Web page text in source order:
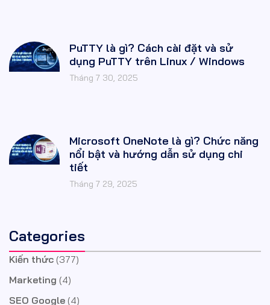
PuTTY là gì? Cách cài đặt và sử
dụng PuTTY trên Linux / Windows
Tháng 7 30, 2025
Microsoft OneNote là gì? Chức năng
nổi bật và hướng dẫn sử dụng chi
tiết
Tháng 7 29, 2025
Categories
Kiến thức (377)
Marketing (4)
SEO Google (4)